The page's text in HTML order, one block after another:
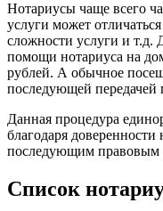
Нотариусы чаще всего
услуги может
сложности услуги и т.д.
помощи нотариуса на
рублей. А обычное
последующей передачей
Данная процедура
благодаря
последующим правовым
Список